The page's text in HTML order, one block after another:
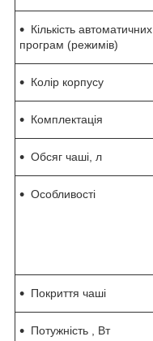
Кількість автоматичних
програм (режимів)
Колір корпусу
Комплектація
Обсяг чаші, л
Особливості
Покриття чаші
Потужність , Вт